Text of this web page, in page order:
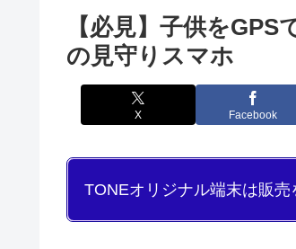
【必見】子供を
の見守りスマホ
X Facebook
TONEオリジナル端末は販